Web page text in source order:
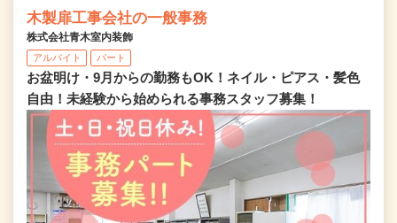
木製扉工事会社の一般事務
株式会社青木室内装飾
アルバイト パート
お盆明け・9月からの勤務もOK！ネイル・ピアス・髪色
自由！未経験から始められる事務スタッフ募集！